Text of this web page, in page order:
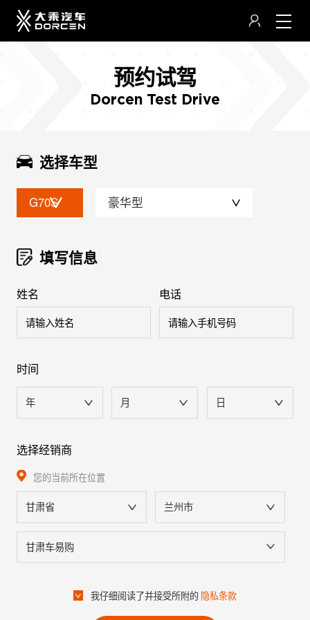
预约试驾
Dorcen Test Drive
选择车型
G70S 豪华型
填写信息
姓名 电话
时间
年 月 日
选择经销商
您的当前所在位置
甘肃省 兰州市
甘肃车易购
我仔细阅读了并接受所附的 隐私条款